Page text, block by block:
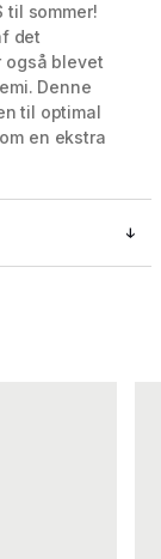
til sommer!
det
også blevet
Denne
til optimal
en ekstra